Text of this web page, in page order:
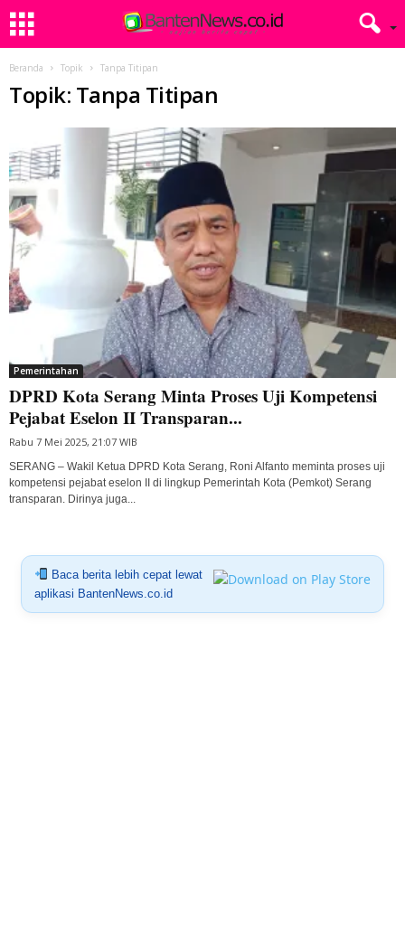
Beranda Topik Tanpa Titipan
Topik: Tanpa Titipan
Pemerintahan
DPRD Kota Serang Minta Proses Uji Kompetensi
Pejabat Eselon II Transparan...
Rabu 7 Mei 2025, 21:07 WIB
SERANG – Wakil Ketua DPRD Kota Serang, Roni Alfanto meminta proses uji
kompetensi pejabat eselon II di lingkup Pemerintah Kota (Pemkot) Serang
transparan. Dirinya juga...
Baca berita lebih cepat lewat
aplikasi BantenNews.co.id